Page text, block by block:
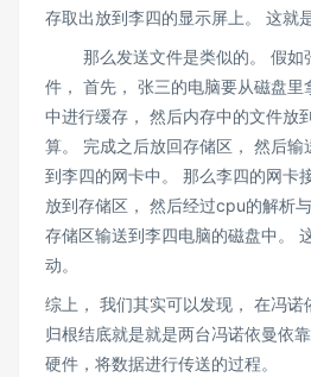
存取出放到李四的显示屏上。 这就
那么发送文件是类似的。 假如
件， 首先， 张三的电脑要从磁盘里
中进行缓存， 然后内存中的文件放
算。 完成之后放回存储区， 然后输
到李四的网卡中。 那么李四的网卡
放到存储区， 然后经过cpu的解析
存储区输送到李四电脑的磁盘中。
动。
综上， 我们其实可以发现， 在冯诺
归根结底就是就是两台冯诺依曼依
硬件，将数据进行传送的过程。